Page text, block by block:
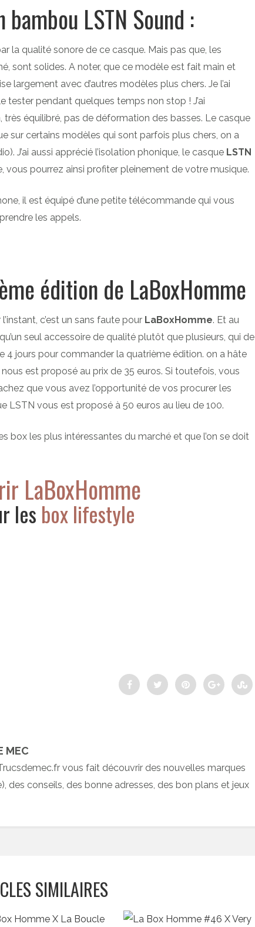
LSTN Sound :
la qualité sonore de ce casque. Mais pas que, les
sont solides. A noter, que ce modèle est fait main et
largement avec d’autres modèles plus chers. Je l’ai
tester pendant quelques temps non stop ! J’ai
équilibré, pas de déformation des basses. Le casque
sur certains modèles qui sont parfois plus chers, on a
J’ai aussi apprécié l’isolation phonique, le casque LSTN
vous pourrez ainsi profiter pleinement de votre musique.
il est équipé d’une petite télécommande qui vous
les appels.
édition de LaBoxHomme
c’est un sans faute pour LaBoxHomme. Et au
seul accessoire de qualité plutôt que plusieurs, qui de
4 jours pour commander la quatrième édition. on a hâte
est proposé au prix de 35 euros. Si toutefois, vous
que vous avez l’opportunité de vos procurer les
LSTN vous est proposé à 50 euros au lieu de 100.
box les plus intéressantes du marché et que l’on se doit
LaBoxHomme
les box lifestyle
MEC
vous fait découvrir des nouvelles marques
des conseils, des bonne adresses, des bon plans et jeux
SIMILAIRES